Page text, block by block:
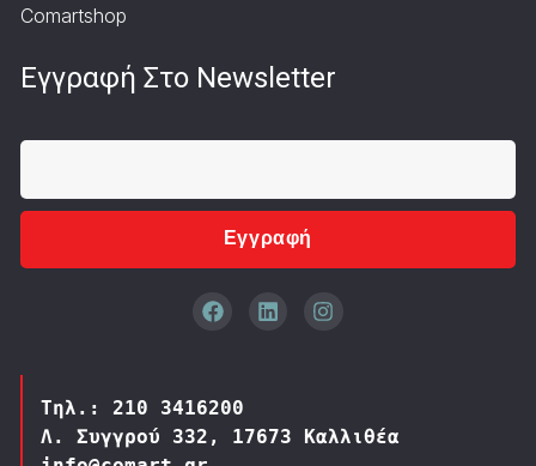
Comartshop
Εγγραφή Στο Newsletter
Εγγραφή
Τηλ.: 210 3416200
Λ. Συγγρού 332, 17673 Καλλιθέα